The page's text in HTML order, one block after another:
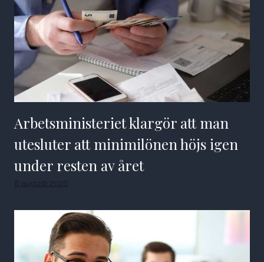
Arbetsministeriet klargör att man
utesluter att minimilönen höjs igen
under resten av året
8 augusti 2026